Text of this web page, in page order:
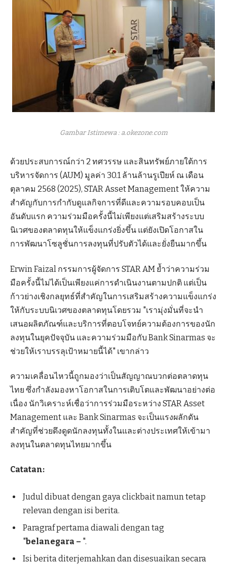
Gambar Istimewa : a.okezone.com
ด้วยประสบการณ์กว่า 2 ทศวรรษ และสินทรัพย์ภายใต้การ
บริหารจัดการ (AUM) มูลค่า 30.1 ล้านล้านรูเปียห์ ณ เดือน
ตุลาคม 2568 (2025), STAR Asset Management ให้ความ
สำคัญกับการกำกับดูแลกิจการที่ดีและความรอบคอบเป็น
อันดับแรก ความร่วมมือครั้งนี้ไม่เพียงแต่เสริมสร้างระบบ
นิเวศของตลาดทุนให้แข็งแกร่งยิ่งขึ้น แต่ยังเปิดโอกาสใน
การพัฒนาโซลูชั่นการลงทุนที่ปรับตัวได้และยั่งยืนมากขึ้น
Erwin Faizal กรรมการผู้จัดการ STAR AM ย้ำว่าความร่วม
มือครั้งนี้ไม่ได้เป็นเพียงแค่การดำเนินงานตามปกติ แต่เป็น
ก้าวย่างเชิงกลยุทธ์ที่สำคัญในการเสริมสร้างความแข็งแกร่ง
ให้กับระบบนิเวศของตลาดทุนโดยรวม "เรามุ่งมั่นที่จะนำ
เสนอผลิตภัณฑ์และบริการที่ตอบโจทย์ความต้องการของนัก
ลงทุนในยุคปัจจุบัน และความร่วมมือกับ Bank Sinarmas จะ
ช่วยให้เราบรรลุเป้าหมายนี้ได้" เขากล่าว
ความเคลื่อนไหวนี้ถูกมองว่าเป็นสัญญาณบวกต่อตลาดทุน
ไทย ซึ่งกำลังมองหาโอกาสในการเติบโตและพัฒนาอย่างต่อ
เนื่อง นักวิเคราะห์เชื่อว่าการร่วมมือระหว่าง STAR Asset
Management และ Bank Sinarmas จะเป็นแรงผลักดัน
สำคัญที่ช่วยดึงดูดนักลงทุนทั้งในและต่างประเทศให้เข้ามา
ลงทุนในตลาดทุนไทยมากขึ้น
Catatan:
Judul dibuat dengan gaya clickbait namun tetap
relevan dengan isi berita.
Paragraf pertama diawali dengan tag
"belanegara – ".
Isi berita diterjemahkan dan disesuaikan secara